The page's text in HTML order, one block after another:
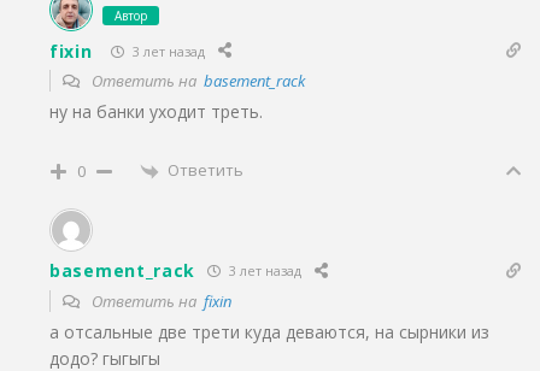
Автор
fixin 3 лет назад
Ответить на basement_rack
ну на банки уходит треть.
0 Ответить
basement_rack 3 лет назад
Ответить на fixin
а отсальные две трети куда деваются, на сырники из
додо? гыгыгы